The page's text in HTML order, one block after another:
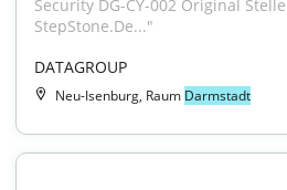
Security DG-CY-002 Original
StepStone.De..."
DATAGROUP
Neu-Isenburg, Raum Darmstadt